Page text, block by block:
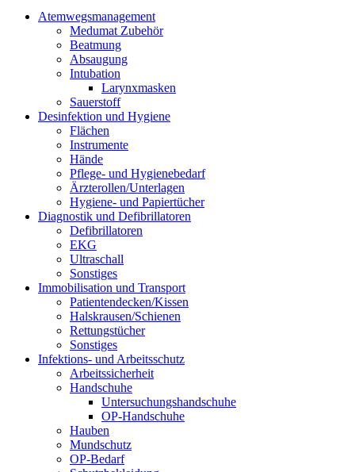
Atemwegsmanagement
Medumat Zubehör
Beatmung
Absaugung
Intubation
Larynxmasken
Sauerstoff
Desinfektion und Hygiene
Flächen
Instrumente
Hände
Pflege- und Hygienebedarf
Ärzterollen/Unterlagen
Hygiene- und Papiertücher
Diagnostik und Defibrillatoren
Defibrillatoren
EKG
Ultraschall
Sonstiges
Immobilisation und Transport
Patientendecken/Kissen
Halskrausen/Schienen
Rettungstücher
Sonstiges
Infektions- und Arbeitsschutz
Arbeitssicherheit
Handschuhe
Untersuchungshandschuhe
OP-Handschuhe
Hauben
Mundschutz
OP-Bedarf